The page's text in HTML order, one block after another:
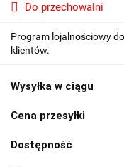
Do przechowalni
Program lojalnościowy
klientów.
Wysyłka w ciągu
Cena przesyłki
Dostępność